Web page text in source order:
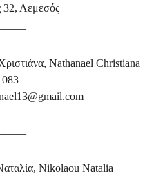
32, Λεμεσός
Nathanael Christiana
Nikolaou Natalia